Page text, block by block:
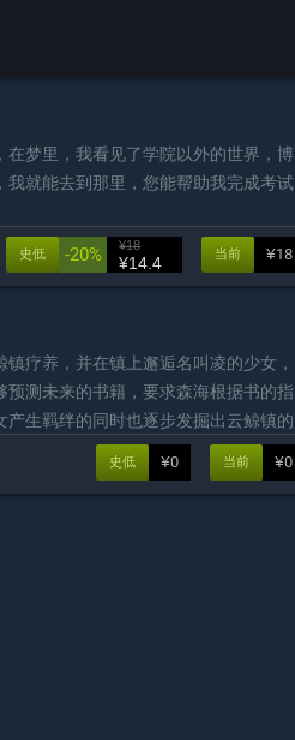
在梦里，我看见了学院以外的世界，博
我就能去到那里，您能帮助我完成考试
¥18
当前
-20% ¥18
¥14.4
史低
疗养，并在镇上邂逅名叫凌的少女，
预测未来的书籍，要求森海根据书的指
产生羁绊的同时也逐步发掘出云鲸镇的
¥0
当前
¥0
史低